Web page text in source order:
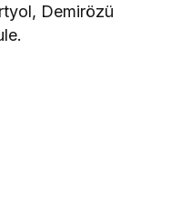
Demirözü